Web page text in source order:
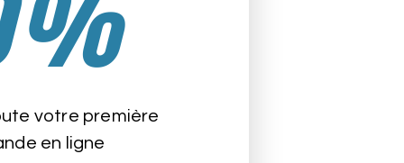
votre première
en ligne